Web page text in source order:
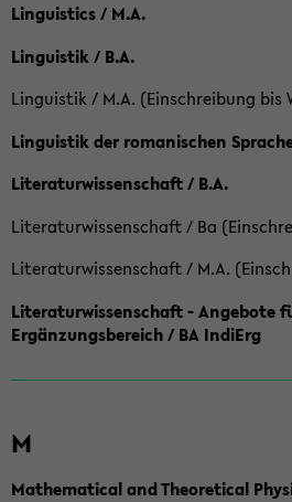
Linguistics / M.A.
Linguistik / B.A.
Linguistik / M.A. (Einschreibung bis
Linguistik der romanischen
Literaturwissenschaft / B.A.
Literaturwissenschaft / Ba
Literaturwissenschaft / M.A.
Literaturwissenschaft - Angebote
Ergänzungsbereich / BA IndiErg
M
Mathematical and Theoretical